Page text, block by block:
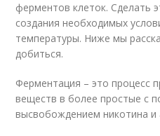
ферментов клеток. Сделать
создания необходимых
температуры. Ниже мы
добиться.
Ферментация – это процесс
веществ в более простые с
высвобождением никотина и